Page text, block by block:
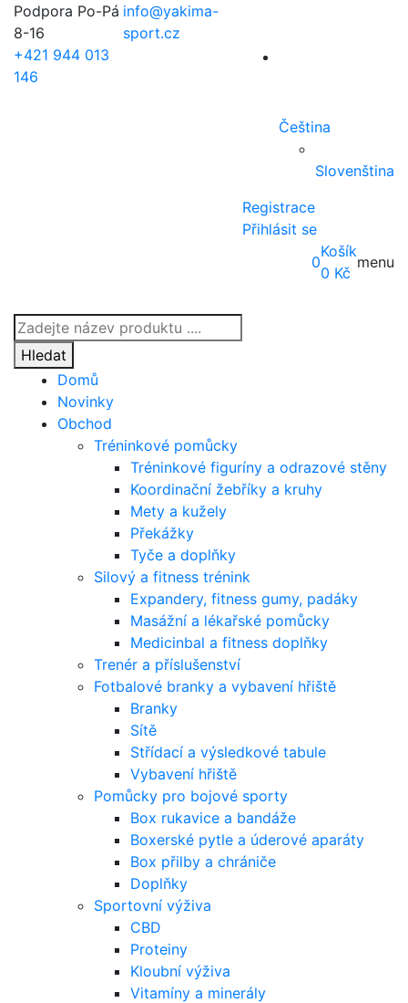
Podpora Po-Pá
8-16
+421 944 013
146
info@yakima-
sport.cz
Čeština
Slovenština
Registrace
Přihlásit se
Products
search
Hledat
0
Košík
0 Kč
menu
Domů
Novinky
Obchod
Tréninkové pomůcky
Tréninkové figuríny a odrazové stěny
Koordinační žebříky a kruhy
Mety a kužely
Překážky
Tyče a doplňky
Silový a fitness trénink
Expandery, fitness gumy, padáky
Masážní a lékařské pomůcky
Medicinbal a fitness doplňky
Trenér a příslušenství
Fotbalové branky a vybavení hřiště
Branky
Sítě
Střídací a výsledkové tabule
Vybavení hřiště
Pomůcky pro bojové sporty
Box rukavice a bandáže
Boxerské pytle a úderové aparáty
Box přilby a chrániče
Doplňky
Sportovní výživa
CBD
Proteiny
Kloubní výživa
Vitamíny a minerály